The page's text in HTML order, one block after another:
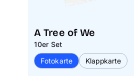
A Tree of We
10er Set
Fotokarte
Klappkarte